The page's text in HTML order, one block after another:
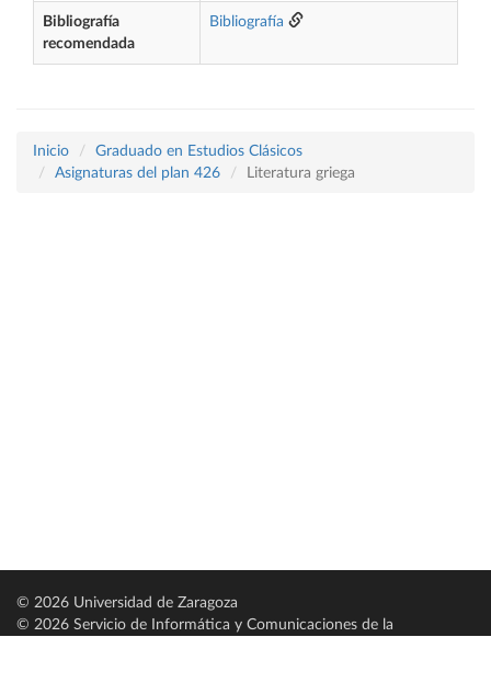
Bibliografía
recomendada
Bibliografía
Inicio
Graduado en Estudios Clásicos
Asignaturas del plan 426
Literatura griega
© 2026 Universidad de Zaragoza
© 2026 Servicio de Informática y Comunicaciones de la